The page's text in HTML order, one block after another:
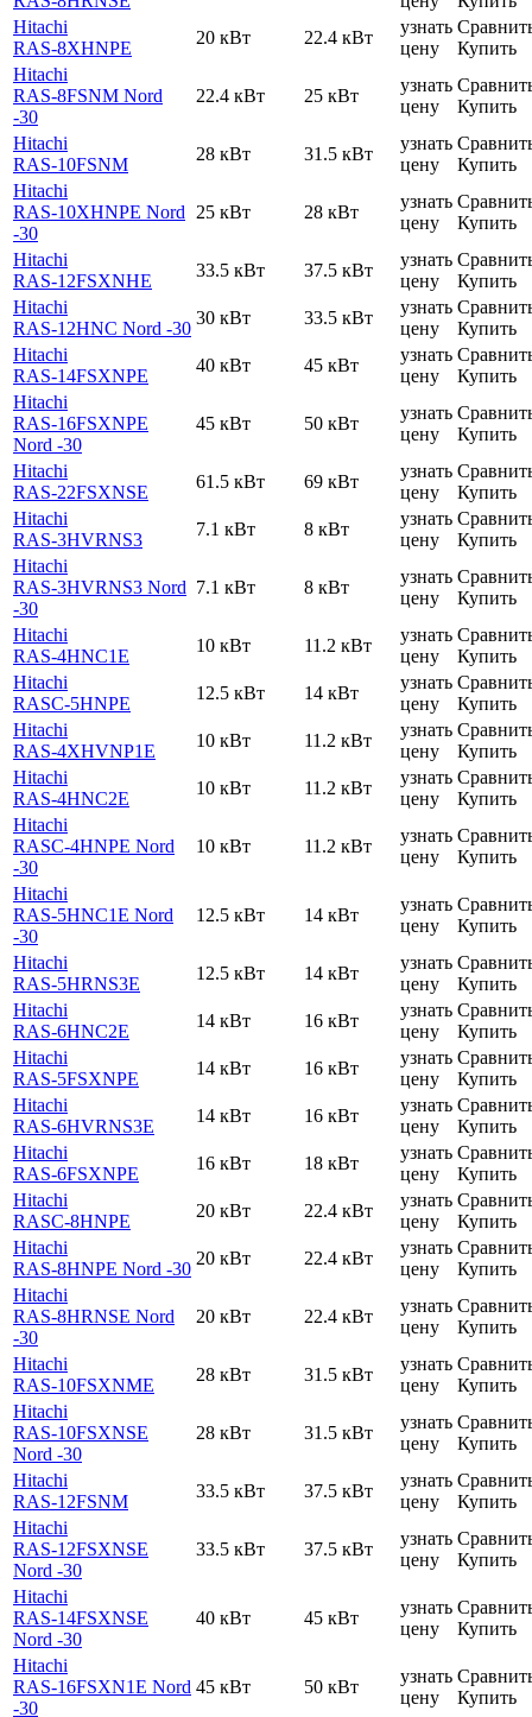
Hitachi
RAS-8XHNPE
20 кВт 22.4 кВт
узнать
цену
Купить
Hitachi
RAS-8FSNM Nord
-30
22.4 кВт 25 кВт
узнать
цену
Купить
Hitachi
RAS-10FSNM
28 кВт 31.5 кВт
узнать
цену
Купить
Hitachi
RAS-10XHNPE Nord
-30
25 кВт 28 кВт
узнать
цену
Купить
Hitachi
RAS-12FSXNHE
33.5 кВт 37.5 кВт
узнать
цену
Купить
Hitachi
RAS-12HNC Nord -30
30 кВт 33.5 кВт
узнать
цену
Купить
Hitachi
RAS-14FSXNPE
40 кВт 45 кВт
узнать
цену
Купить
Hitachi
RAS-16FSXNPE
Nord -30
45 кВт 50 кВт
узнать
цену
Купить
Hitachi
RAS-22FSXNSE
61.5 кВт 69 кВт
узнать
цену
Купить
Hitachi
RAS-3HVRNS3
7.1 кВт 8 кВт
узнать
цену
Купить
Hitachi
RAS-3HVRNS3 Nord
-30
7.1 кВт 8 кВт
узнать
цену
Купить
Hitachi
RAS-4HNC1E
10 кВт 11.2 кВт
узнать
цену
Купить
Hitachi
RASC-5HNPE
12.5 кВт 14 кВт
узнать
цену
Купить
Hitachi
RAS-4XHVNP1E
10 кВт 11.2 кВт
узнать
цену
Купить
Hitachi
RAS-4HNC2E
10 кВт 11.2 кВт
узнать
цену
Купить
Hitachi
RASC-4HNPE Nord
-30
10 кВт 11.2 кВт
узнать
цену
Купить
Hitachi
RAS-5HNC1E Nord
-30
12.5 кВт 14 кВт
узнать
цену
Купить
Hitachi
RAS-5HRNS3E
12.5 кВт 14 кВт
узнать
цену
Купить
Hitachi
RAS-6HNC2E
14 кВт 16 кВт
узнать
цену
Купить
Hitachi
RAS-5FSXNPE
14 кВт 16 кВт
узнать
цену
Купить
Hitachi
RAS-6HVRNS3E
14 кВт 16 кВт
узнать
цену
Купить
Hitachi
RAS-6FSXNPE
16 кВт 18 кВт
узнать
цену
Купить
Hitachi
RASC-8HNPE
20 кВт 22.4 кВт
узнать
цену
Купить
Hitachi
RAS-8HNPE Nord -30
20 кВт 22.4 кВт
узнать
цену
Купить
Hitachi
RAS-8HRNSE Nord
-30
20 кВт 22.4 кВт
узнать
цену
Купить
Hitachi
RAS-10FSXNME
28 кВт 31.5 кВт
узнать
цену
Купить
Hitachi
RAS-10FSXNSE
Nord -30
28 кВт 31.5 кВт
узнать
цену
Купить
Hitachi
RAS-12FSNM
33.5 кВт 37.5 кВт
узнать
цену
Купить
Hitachi
RAS-12FSXNSE
Nord -30
33.5 кВт 37.5 кВт
узнать
цену
Купить
Hitachi
RAS-14FSXNSE
Nord -30
40 кВт 45 кВт
узнать
цену
Купить
Hitachi
RAS-16FSXN1E Nord
-30
45 кВт 50 кВт
узнать
цену
Купить